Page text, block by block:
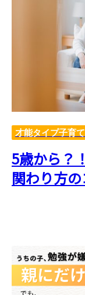
才能タイプ子育て
5歳から？
関わり方